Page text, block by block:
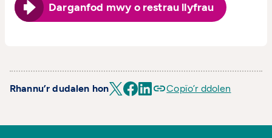
Darganfod mwy o restrau llyfrau
Rhannu’r dudalen hon Copïo’r ddolen